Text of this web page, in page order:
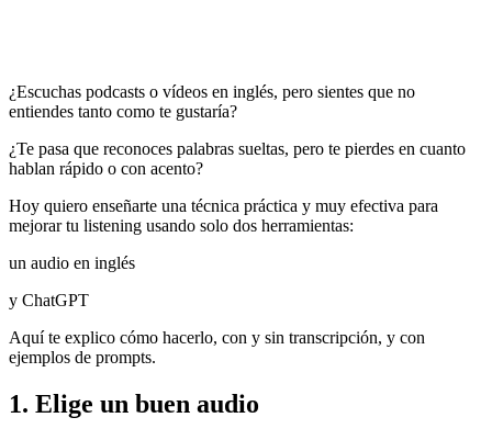
¿Escuchas podcasts o vídeos en inglés, pero sientes que no
entiendes tanto como te gustaría?
¿Te pasa que reconoces palabras sueltas, pero te pierdes en cuanto
hablan rápido o con acento?
Hoy quiero enseñarte una técnica práctica y muy efectiva para
mejorar tu listening usando solo dos herramientas:
un audio en inglés
y ChatGPT
Aquí te explico cómo hacerlo, con y sin transcripción, y con
ejemplos de prompts.
1. Elige un buen audio